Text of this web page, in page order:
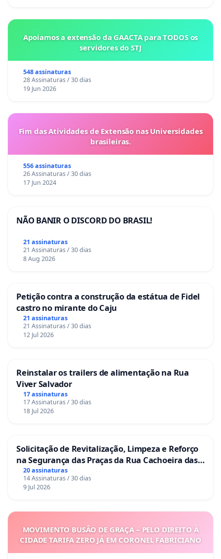
Apoiamos a extensão da GAACTA para TODOS os
servidores do STJ
548 assinaturas
28 Assinaturas / 30 dias
19 Jun 2026
Fim das Atividades de Extensão nas Universidades
brasileiras.
556 assinaturas
26 Assinaturas / 30 dias
17 Jun 2024
NÃO BANIR O DISCORD DO BRASIL!
21 assinaturas
21 Assinaturas / 30 dias
8 Aug 2026
Petição contra a construção da estátua de Fidel
castro no mirante do Caju
21 assinaturas
21 Assinaturas / 30 dias
12 Jul 2026
Reinstalar os trailers de alimentação na Rua
Viver Salvador
17 assinaturas
17 Assinaturas / 30 dias
18 Jul 2026
Solicitação de Revitalização, Limpeza e Reforço
na Segurança das Praças da Rua Cachoeira das
Sete Ilhas
20 assinaturas
14 Assinaturas / 30 dias
9 Jul 2026
MOVIMENTO BUSÃO DE GRAÇA – PELO DIREITO À
CIDADE TARIFA ZERO JÁ EM CORONEL FABRICIANO